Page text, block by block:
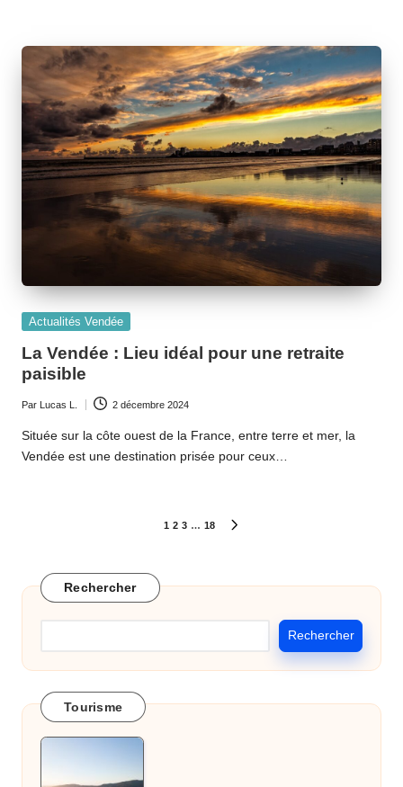
Posted
Actualités Vendée
La Vendée : Lieu idéal pour une retraite
paisible
par
Par Lucas L. 2 décembre 2024
Située sur la côte ouest de la France, entre terre et mer, la
Vendée est une destination prisée pour ceux…
publications
1 2 3 … 18
Rechercher
Rechercher
Tourisme